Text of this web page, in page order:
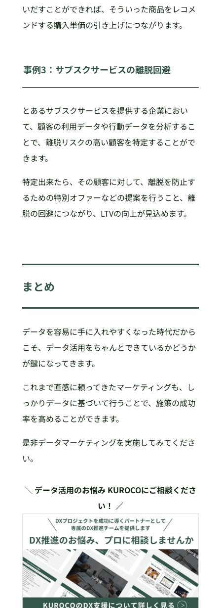
いだすことができれば、そういった商品をレコメ
ンドする購入単価の引き上げにつながります。
事例3：サブスクサービスの離脱回避
とあるサブスクサービスを提供する企業におい
て、顧客の利用データや行動データを分析するこ
とで、離脱リスクの高い顧客を特定することがで
きます。
特定出来たら、その顧客に対して、離脱を防止す
るための特別オファーなどの提案を行うこと、離
脱の回避につながり、LTVの向上が見込めます。
まとめ
データを容易に手に入れやすくなった時代だから
こそ、データ活用をちゃんとできているかどうか
が鍵になってきます。
これまで直感に頼ってきたマーケティングも、し
っかりデータに基づいて行うことで、施策の成功
率を高めることができます。
是非データマーケティングを実施してみてくださ
い。
＼ データ活用のお悩み KUROCOにご相談くださ
い！ ／